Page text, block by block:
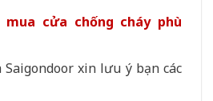
mua cửa chống cháy phù
Saigondoor xin lưu ý bạn các